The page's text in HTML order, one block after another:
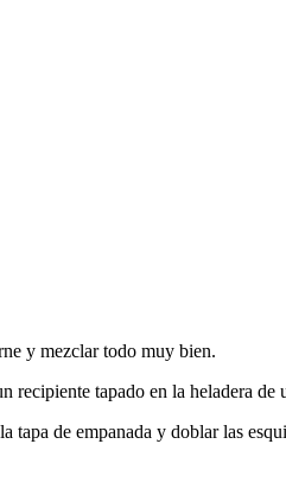
y mezclar todo muy bien.
tapado en la heladera
de empanada y doblar las